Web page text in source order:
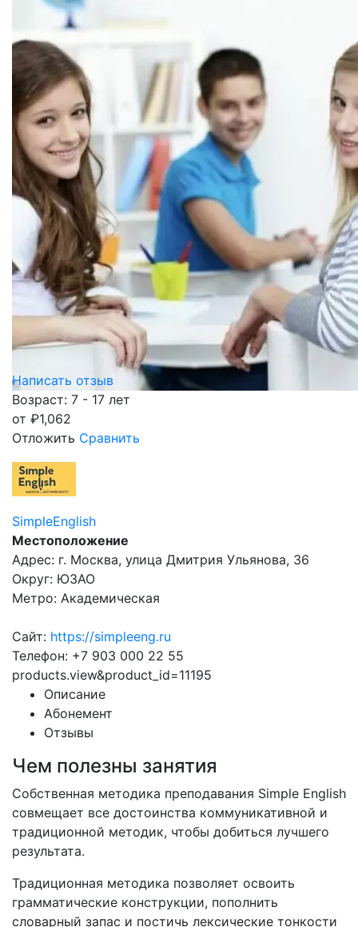
Написать отзыв
Возраст: 7 - 17 лет
от ₽1,062
Отложить Сравнить
SimpleEnglish
Местоположение
Адрес: г. Москва, улица Дмитрия Ульянова, 36
Округ: ЮЗАО
Метро: Академическая
Сайт: https://simpleeng.ru
Телефон: +7 903 000 22 55
products.view&product_id=11195
Описание
Абонемент
Отзывы
Чем полезны занятия
Собственная методика преподавания Simple English
совмещает все достоинства коммуникативной и
традиционной методик, чтобы добиться лучшего
результата.
Традиционная методика позволяет освоить
грамматические конструкции, пополнить
словарный запас и постичь лексические тонкости